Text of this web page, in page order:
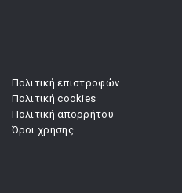
Πολιτική επιστροφών
Πολιτική cookies
Πολιτική απορρήτου
Όροι χρήσης